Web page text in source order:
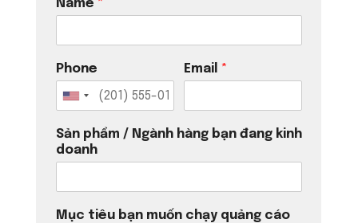
Name *
Phone Email *
Sản phẩm / Ngành hàng bạn đang kinh
doanh
Mục tiêu bạn muốn chạy quảng cáo